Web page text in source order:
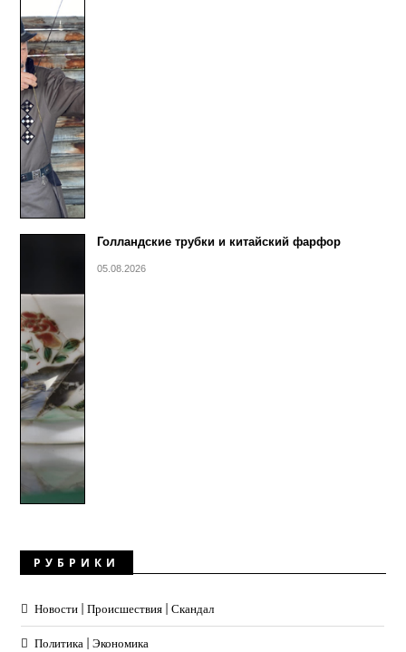
Голландские трубки и китайский фарфор
05.08.2026
РУБРИКИ
Новости | Происшествия | Скандал
Политика | Экономика